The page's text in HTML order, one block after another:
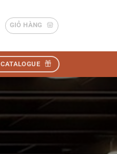
GIỎ HÀNG
CATALOGUE